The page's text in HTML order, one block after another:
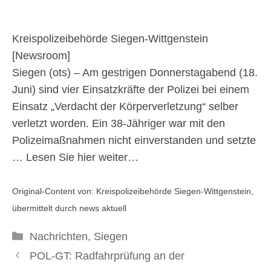
polsiwi
19. Juni 2026
Kreispolizeibehörde Siegen-Wittgenstein
[Newsroom]
Siegen (ots) – Am gestrigen Donnerstagabend (18.
Juni) sind vier Einsatzkräfte der Polizei bei einem
Einsatz „Verdacht der Körperverletzung“ selber
verletzt worden. Ein 38-Jähriger war mit den
Polizeimaßnahmen nicht einverstanden und setzte
… Lesen Sie hier weiter…
Original-Content von: Kreispolizeibehörde Siegen-Wittgenstein,
übermittelt durch news aktuell
Kategorien
Nachrichten, Siegen
POL-GT: Radfahrprüfung an der